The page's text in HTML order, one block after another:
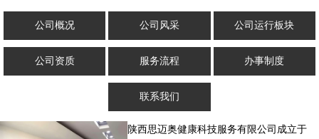
公司概况 公司风采 公司运行板块
公司资质 服务流程 办事制度
联系我们
陕西思迈奥健康科技服务有限公司成立于